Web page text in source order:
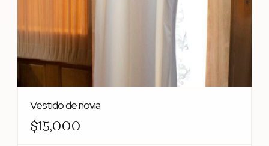
Vestido de novia
$15,000